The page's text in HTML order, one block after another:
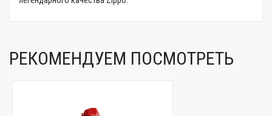
РЕКОМЕНДУЕМ ПОСМОТРЕТЬ